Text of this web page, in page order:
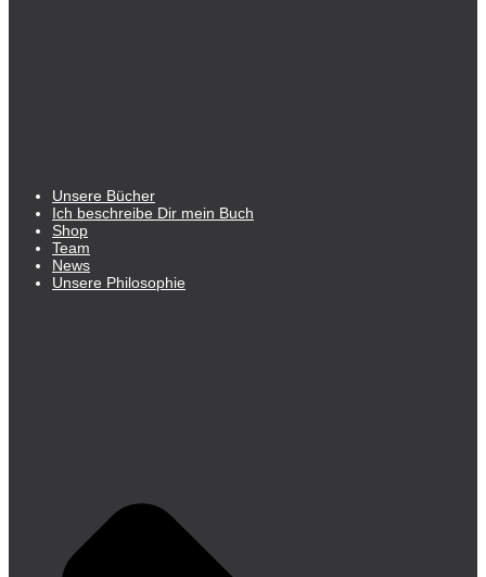
Unsere Bücher
Ich beschreibe Dir mein Buch
Shop
Team
News
Unsere Philosophie